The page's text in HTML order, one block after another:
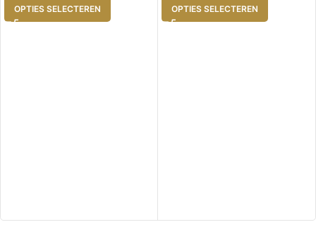
OPTIES SELECTEREN OPTIES SELECTEREN